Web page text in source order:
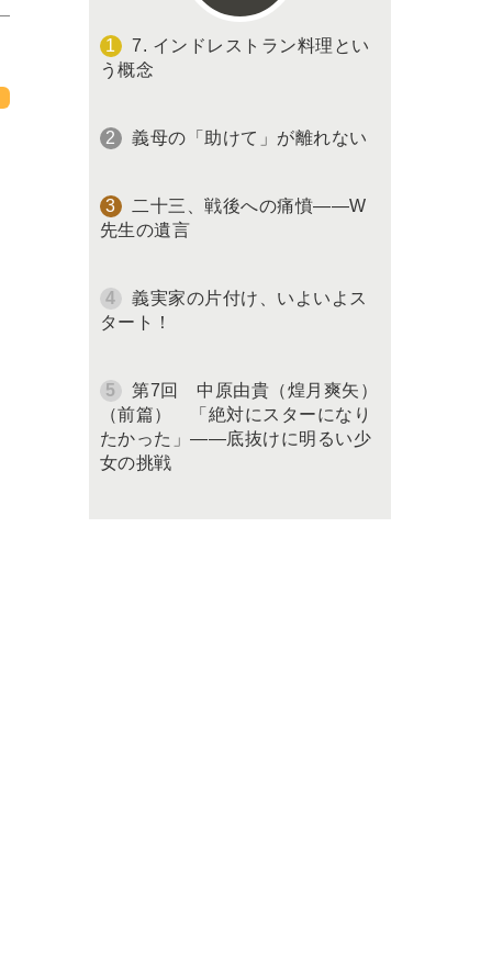
7. インドレストラン料理とい
う概念
義母の「助けて」が離れない
二十三、戦後への痛憤――W
先生の遺言
義実家の片付け、いよいよス
タート！
第7回 中原由貴（煌月爽矢）
（前篇） 「絶対にスターになり
たかった」――底抜けに明るい少
女の挑戦